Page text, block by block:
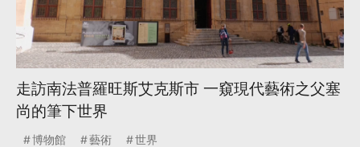
走訪南法普羅旺斯艾克斯市 一窺現代藝術之父塞
尚的筆下世界
博物館 藝術 世界